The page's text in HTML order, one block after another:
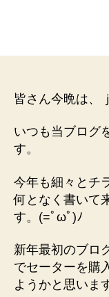
皆さん今晩は、
いつも当ブログ
す。
今年も細々とチ
何となく書いて
す。(=ﾟωﾟ)ﾉ
新年最初のブロ
でセーターを購
ようかと思いま